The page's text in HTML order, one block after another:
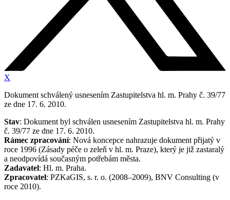
X
Dokument schválený usnesením Zastupitelstva hl. m. Prahy č. 39/77
ze dne 17. 6. 2010.
Stav: Dokument byl schválen usnesením Zastupitelstva hl. m. Prahy
č. 39/77 ze dne 17. 6. 2010.
Rámec zpracování: Nová koncepce nahrazuje dokument přijatý v
roce 1996 (Zásady péče o zeleň v hl. m. Praze), který je již zastaralý
a neodpovídá současným potřebám města.
Zadavatel: Hl. m. Praha.
Zpracovatel: PZKaGIS, s. r. o. (2008–2009), BNV Consulting (v
roce 2010).